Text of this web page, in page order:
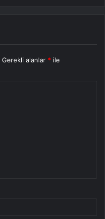
Gerekli alanlar * ile